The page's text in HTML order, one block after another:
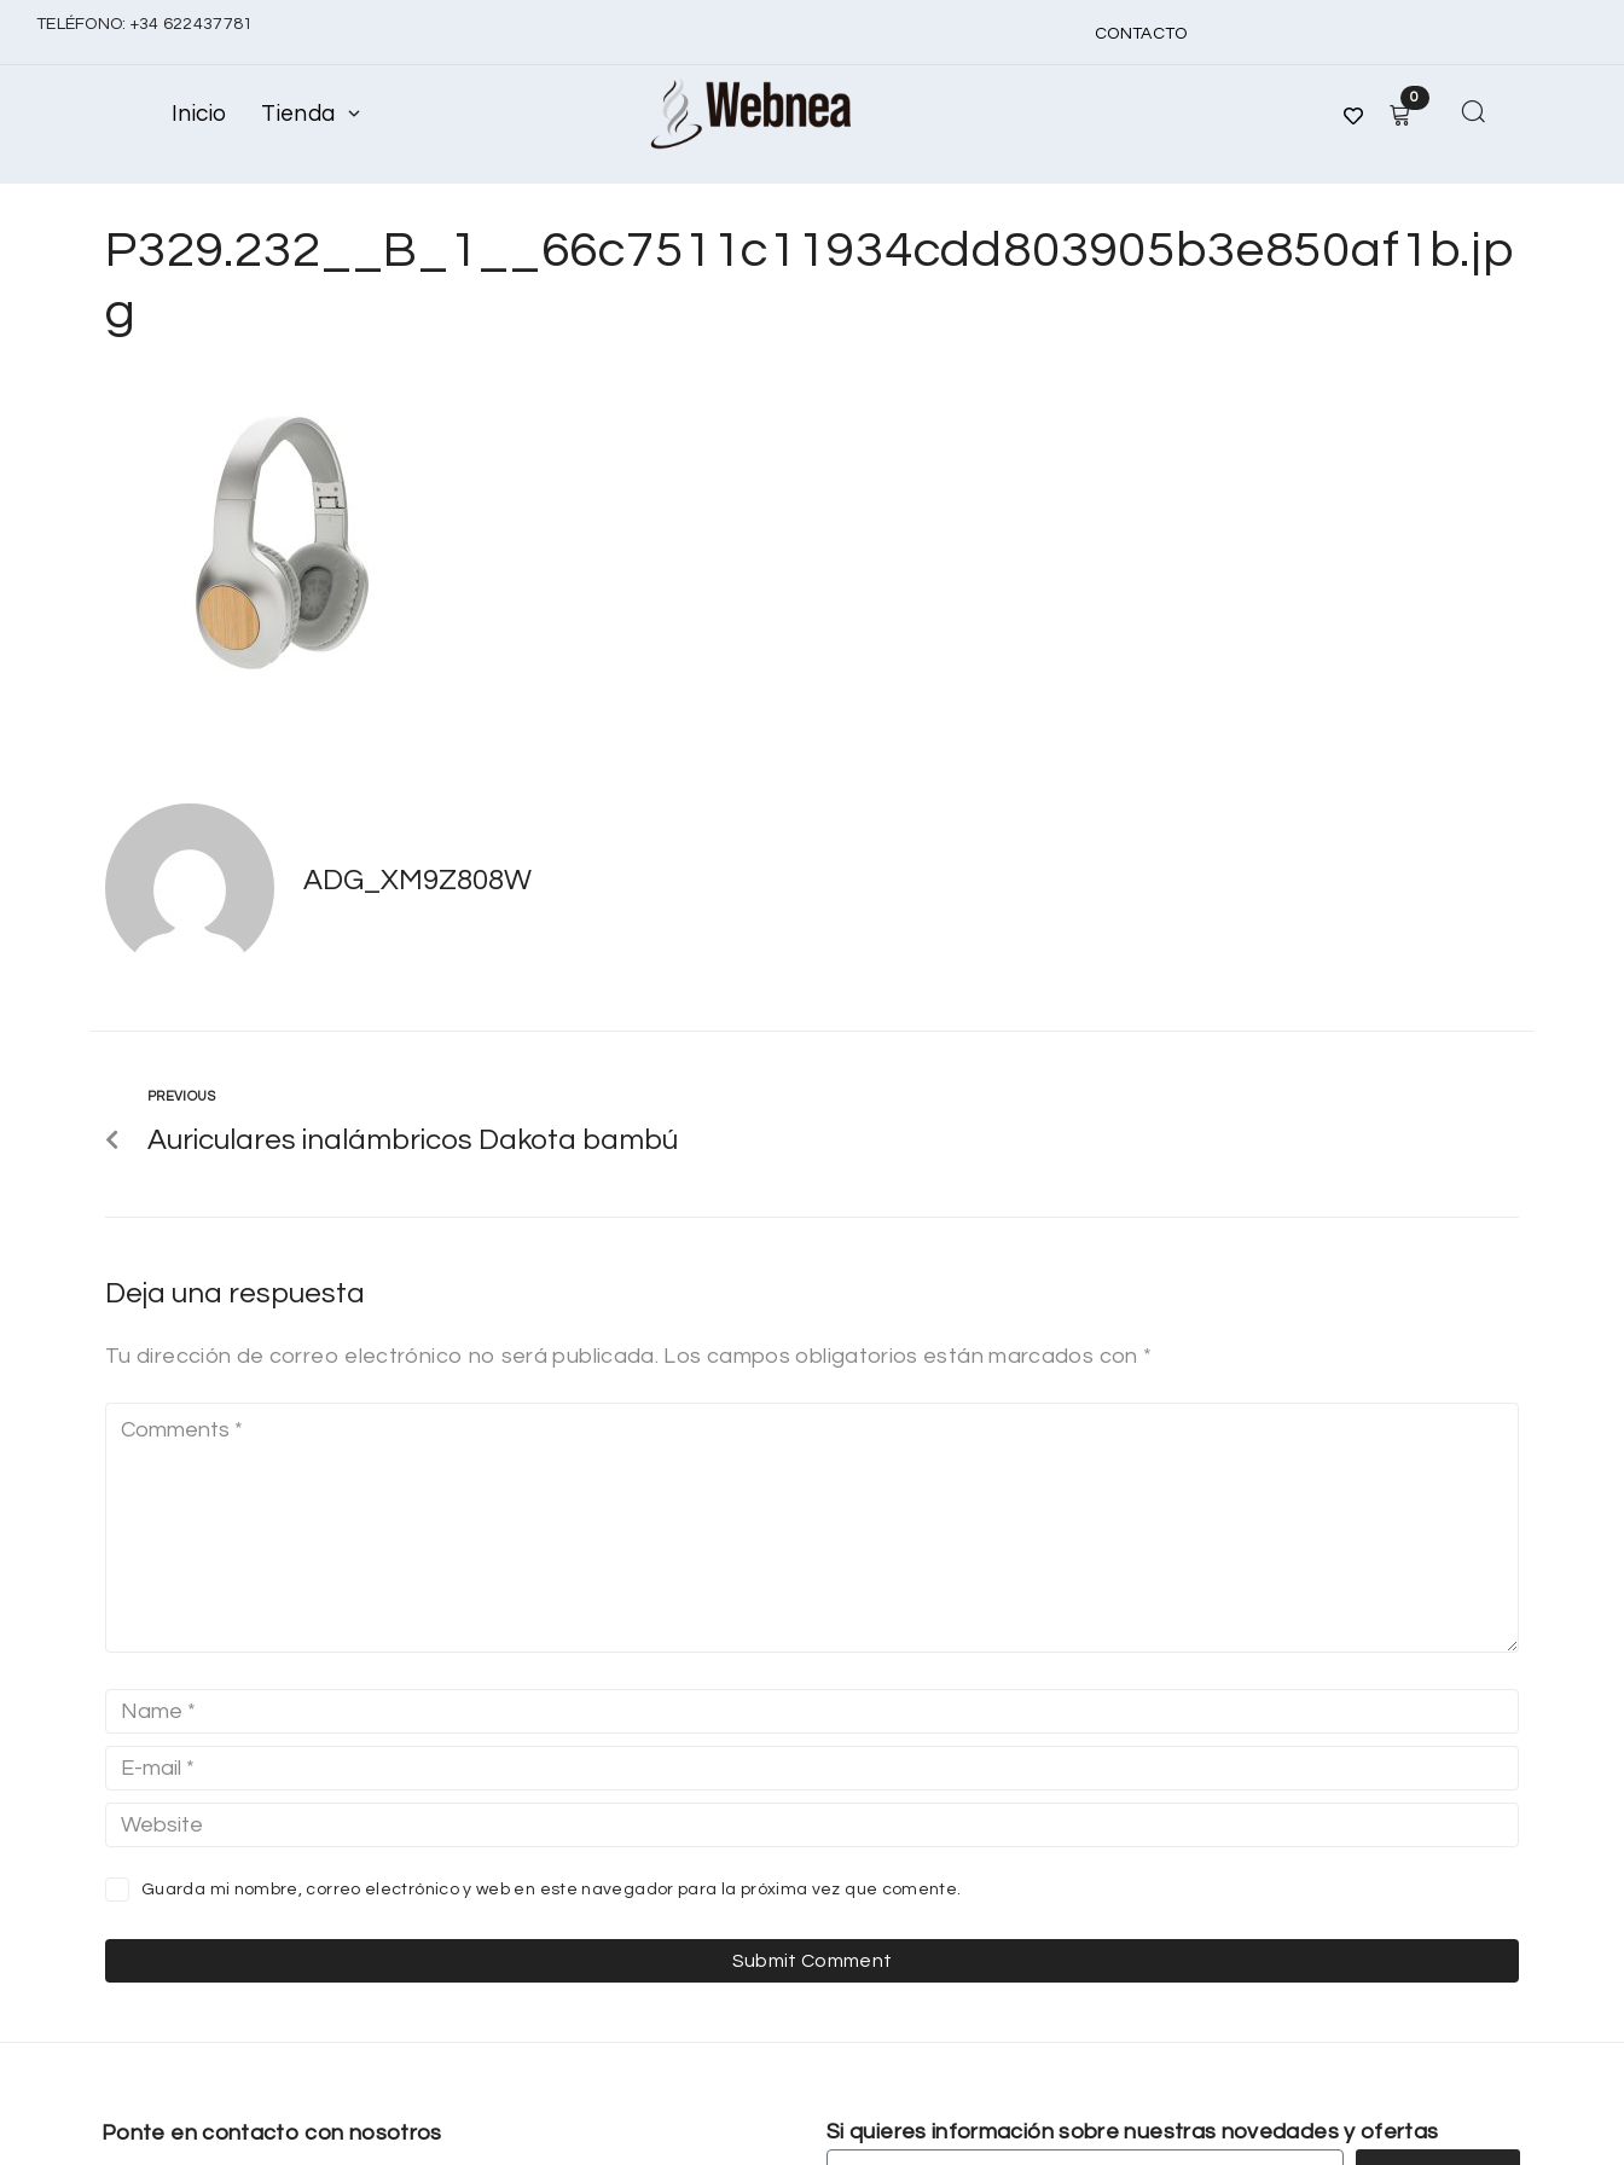
TELÉFONO: +34 622437781
CONTACTO
Inicio Tienda
0
P329.232__B_1__66c7511c11934cdd803905b3e850af1b.jp
g
ADG_XM9Z808W
PREVIOUS
Auriculares inalámbricos Dakota bambú
Deja una respuesta
Tu dirección de correo electrónico no será publicada. Los campos obligatorios están marcados con *
Guarda mi nombre, correo electrónico y web en este navegador para la próxima vez que comente.
Ponte en contacto con nosotros Si quieres información sobre nuestras novedades y ofertas